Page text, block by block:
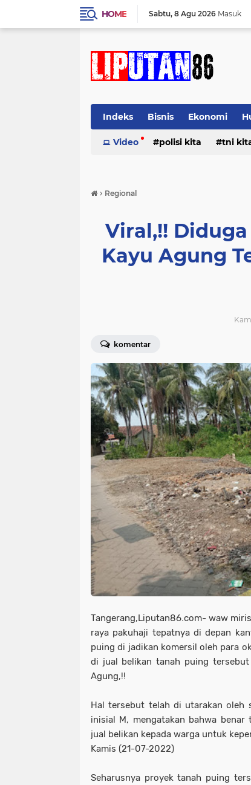
HOME Sabtu 8 Agu 2026 Masuk
Indeks Bisnis Ekonomi
Video polisi kita tni
› Regional
Viral,!!
Kayu Agung
komentar
Tangerang,Liputan86.com- waw
raya pakuhaji tepatnya di depan
puing di jadikan komersil oleh para
di jual belikan tanah puing tersebut
Agung,!!
Hal tersebut telah di utarakan oleh
inisial M, mengatakan bahwa
jual belikan kepada warga untuk
Kamis (21-07-2022)
Seharusnya proyek tanah puing